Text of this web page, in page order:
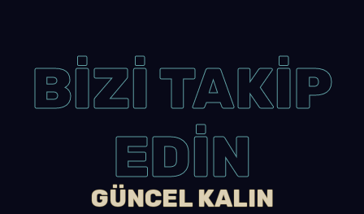
BİZİ TAKİP
EDİN
GÜNCEL KALIN